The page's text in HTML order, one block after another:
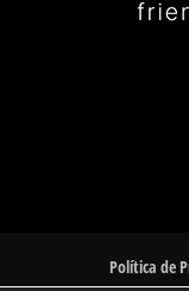
Política de